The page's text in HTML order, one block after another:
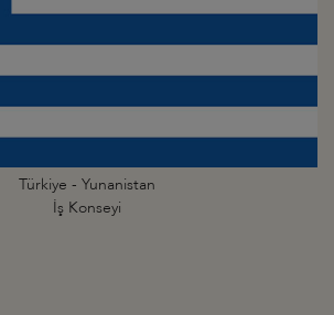
Türkiye - Yunanistan
İş Konseyi